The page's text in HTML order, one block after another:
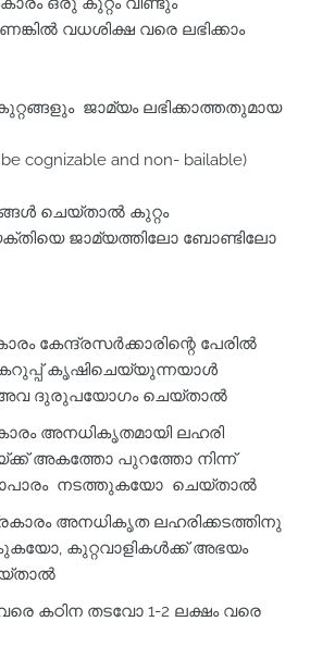
വധശിക്ഷ വരെ ലഭിക്കാം
ജാമ്യം ലഭിക്കാത്തതുമായ
cognizable and non- bailable)
ചെയ്‌താൽ കുറ്റം
ജാമ്യത്തിലോ ബോണ്ടിലോ
കേന്ദ്രസർക്കാരിന്റെ പേരിൽ
കൃഷിചെയ്യുന്നയാൾ
ദുരുപയോഗം ചെയ്‌താൽ
അനധികൃതമായി ലഹരി
അകത്തോ പുറത്തോ നിന്ന്
നടത്തുകയോ ചെയ്‌താൽ
അനധികൃത ലഹരിക്കടത്തിനു
കുറ്റവാളികൾക്ക്‌ അഭയം
കഠിന തടവോ 1-2 ലക്ഷം വരെ